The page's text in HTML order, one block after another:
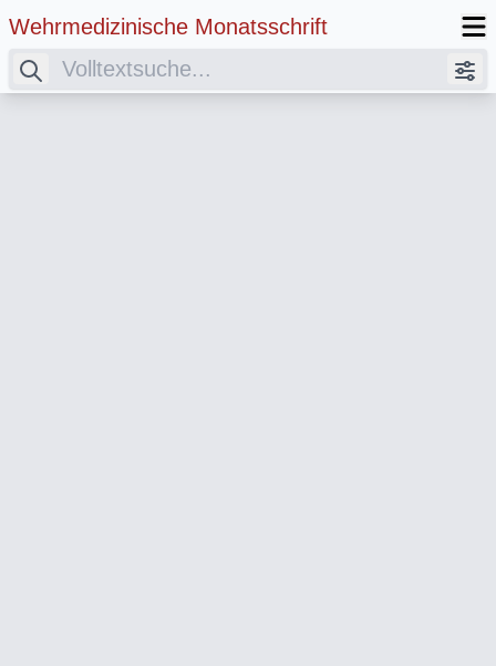
Wehrmedizinische Monatsschrift